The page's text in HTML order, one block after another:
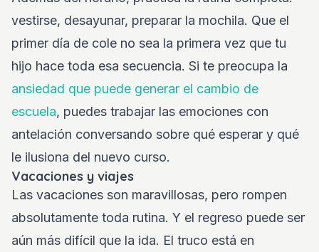
vestirse, desayunar, preparar la mochila. Que el
primer día de cole no sea la primera vez que tu
hijo hace toda esa secuencia. Si te preocupa la
ansiedad que puede generar el cambio de
escuela, puedes trabajar las emociones con
antelación conversando sobre qué esperar y qué
le ilusiona del nuevo curso.
Vacaciones y viajes
Las vacaciones son maravillosas, pero rompen
absolutamente toda rutina. Y el regreso puede ser
aún más difícil que la ida. El truco está en